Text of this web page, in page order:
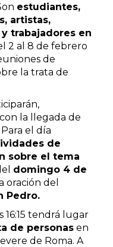
estudiantes,
artistas,
trabajadores en
2 al 8 de febrero
de
la trata de
la llegada de
el día
de
sobre el tema
domingo 4 de
oración del
Pedro.
16:15 tendrá lugar
de personas en
de Roma. A